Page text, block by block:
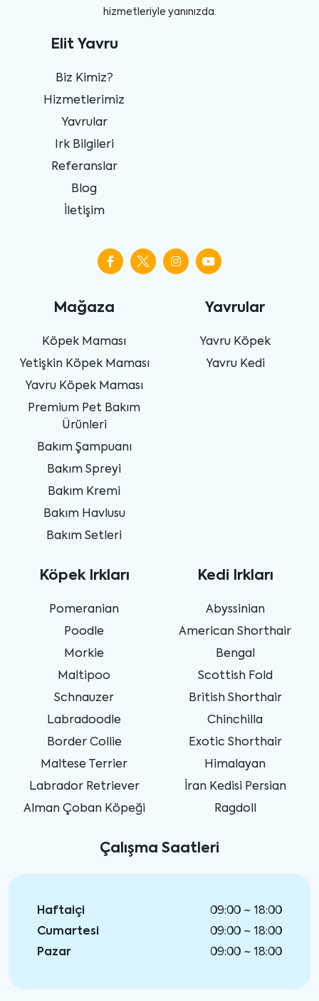
hizmetleriyle yanınızda.
Elit Yavru
Biz Kimiz?
Hizmetlerimiz
Yavrular
Irk Bilgileri
Referanslar
Blog
İletişim
Mağaza
Köpek Maması
Yetişkin Köpek Maması
Yavru Köpek Maması
Premium Pet Bakım
Ürünleri
Bakım Şampuanı
Bakım Spreyi
Bakım Kremi
Bakım Havlusu
Bakım Setleri
Yavrular
Yavru Köpek
Yavru Kedi
Köpek Irkları
Pomeranian
Poodle
Morkie
Maltipoo
Schnauzer
Labradoodle
Border Collie
Maltese Terrier
Labrador Retriever
Alman Çoban Köpeği
Kedi Irkları
Abyssinian
American Shorthair
Bengal
Scottish Fold
British Shorthair
Chinchilla
Exotic Shorthair
Himalayan
İran Kedisi Persian
Ragdoll
Çalışma Saatleri
Haftaiçi
09:00 ~ 18:00
Cumartesi
09:00 ~ 18:00
Pazar
09:00 ~ 18:00